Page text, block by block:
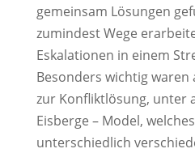
gemeinsam Lösungen
zumindest Wege
Eskalationen in einem
Besonders wichtig waren
zur Konfliktlösung, unter
Eisberge – Model,
unterschiedlich